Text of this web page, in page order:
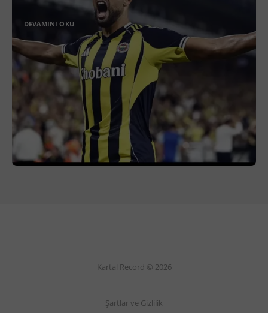
DEVAMINI OKU
Kartal Record © 2026
Şartlar ve Gizlilik